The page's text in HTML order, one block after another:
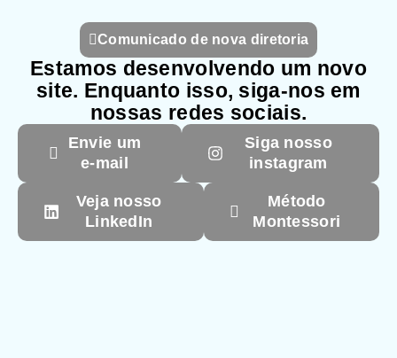
Comunicado de nova diretoria
Estamos desenvolvendo um novo
site. Enquanto isso, siga-nos em
nossas redes sociais.
Envie um
e-mail
Siga nosso
instagram
Veja nosso
LinkedIn
Método
Montessori